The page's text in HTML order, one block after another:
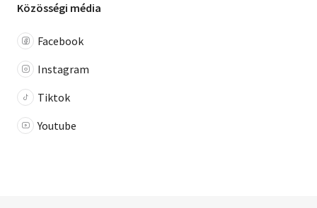
Közösségi média
Facebook
Instagram
Tiktok
Youtube